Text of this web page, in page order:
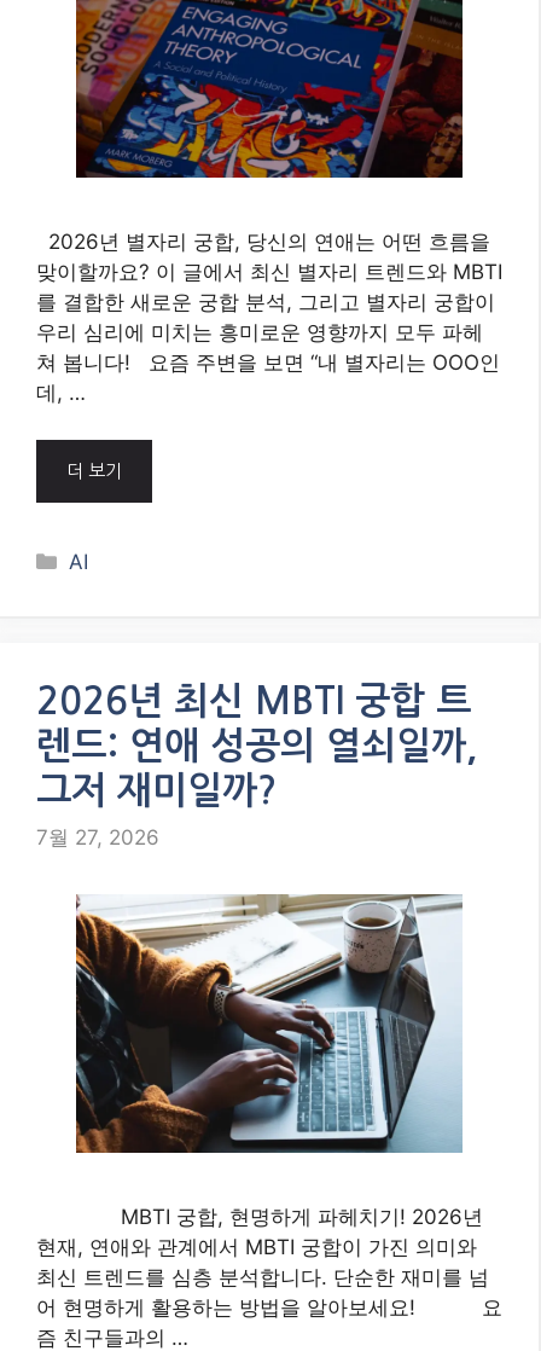
2026년 별자리 궁합, 당신의 연애는 어떤 흐름을
맞이할까요? 이 글에서 최신 별자리 트렌드와 MBTI
를 결합한 새로운 궁합 분석, 그리고 별자리 궁합이
우리 심리에 미치는 흥미로운 영향까지 모두 파헤
쳐 봅니다! 요즘 주변을 보면 “내 별자리는 OOO인
데, …
더 보기
Categories
AI
2026년 최신 MBTI 궁합 트
렌드: 연애 성공의 열쇠일까,
그저 재미일까?
7월 27, 2026
MBTI 궁합, 현명하게 파헤치기! 2026년
현재, 연애와 관계에서 MBTI 궁합이 가진 의미와
최신 트렌드를 심층 분석합니다. 단순한 재미를 넘
어 현명하게 활용하는 방법을 알아보세요! 요
즘 친구들과의 …